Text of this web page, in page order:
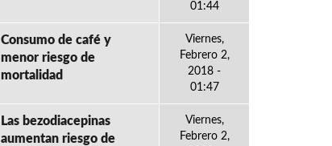
01:44
Consumo de café y
menor riesgo de
mortalidad
Viernes,
Febrero 2,
2018 -
01:47
Las bezodiacepinas
aumentan riesgo de
Viernes,
Febrero 2,